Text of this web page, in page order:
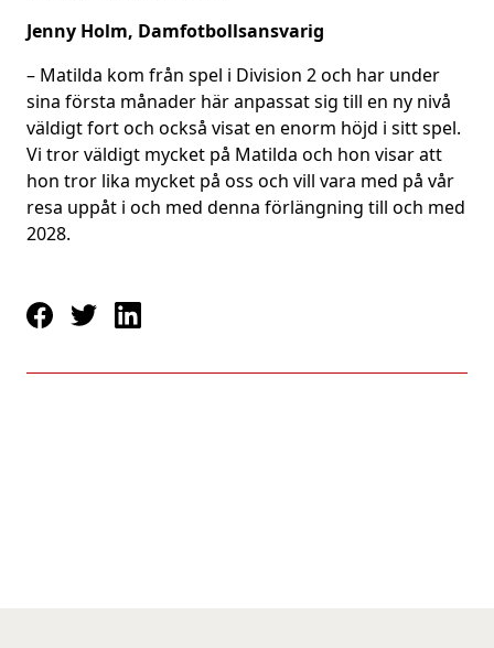
Jenny Holm, Damfotbollsansvarig
– Matilda kom från spel i Division 2 och har under
sina första månader här anpassat sig till en ny nivå
väldigt fort och också visat en enorm höjd i sitt spel.
Vi tror väldigt mycket på Matilda och hon visar att
hon tror lika mycket på oss och vill vara med på vår
resa uppåt i och med denna förlängning till och med
2028.